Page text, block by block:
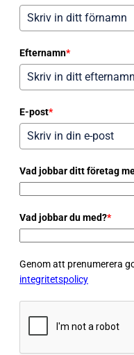
Efternamn*
E-post*
Vad jobbar ditt företag
Vad jobbar du med?*
Genom att prenumerera
integritetspolicy